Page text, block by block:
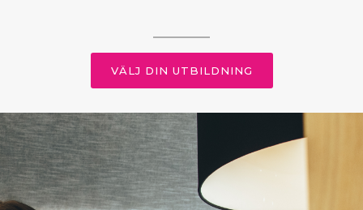
VÄLJ DIN UTBILDNING